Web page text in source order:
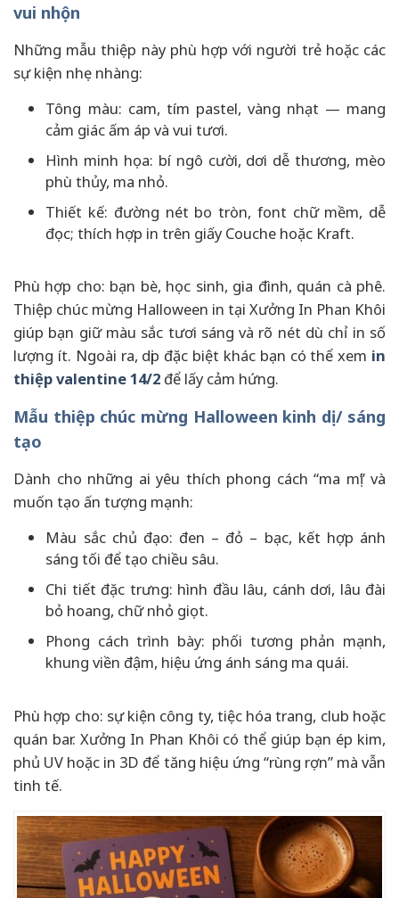
vui nhộn
Những mẫu thiệp này phù hợp với người trẻ hoặc các
sự kiện nhẹ nhàng:
Tông màu: cam, tím pastel, vàng nhạt — mang
cảm giác ấm áp và vui tươi.
Hình minh họa: bí ngô cười, dơi dễ thương, mèo
phù thủy, ma nhỏ.
Thiết kế: đường nét bo tròn, font chữ mềm, dễ
đọc; thích hợp in trên giấy Couche hoặc Kraft.
Phù hợp cho: bạn bè, học sinh, gia đình, quán cà phê.
Thiệp chúc mừng Halloween in tại Xưởng In Phan Khôi
giúp bạn giữ màu sắc tươi sáng và rõ nét dù chỉ in số
lượng ít. Ngoài ra, dịp đặc biệt khác bạn có thể xem in
thiệp valentine 14/2 để lấy cảm hứng.
Mẫu thiệp chúc mừng Halloween kinh dị / sáng
tạo
Dành cho những ai yêu thích phong cách “ma mị” và
muốn tạo ấn tượng mạnh:
Màu sắc chủ đạo: đen – đỏ – bạc, kết hợp ánh
sáng tối để tạo chiều sâu.
Chi tiết đặc trưng: hình đầu lâu, cánh dơi, lâu đài
bỏ hoang, chữ nhỏ giọt.
Phong cách trình bày: phối tương phản mạnh,
khung viền đậm, hiệu ứng ánh sáng ma quái.
Phù hợp cho: sự kiện công ty, tiệc hóa trang, club hoặc
quán bar. Xưởng In Phan Khôi có thể giúp bạn ép kim,
phủ UV hoặc in 3D để tăng hiệu ứng “rùng rợn” mà vẫn
tinh tế.